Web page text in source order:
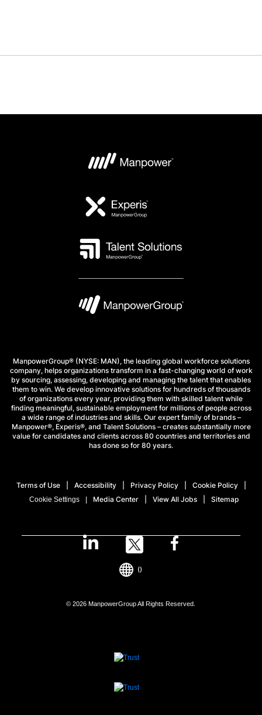
ManpowerGroup® (NYSE: MAN), the leading global workforce solutions
company, helps organizations transform in a fast-changing world of work
by sourcing, assessing, developing and managing the talent that enables
them to win. We develop innovative solutions for hundreds of thousands
of organizations every year, providing them with skilled talent while
finding meaningful, sustainable employment for millions of people across
a wide range of industries and skills. Our expert family of brands –
Manpower®, Experis®, and Talent Solutions – creates substantially more
value for candidates and clients across 80 countries and territories and
has done so for 80 years.
Terms of Use Accessibility Privacy Policy Cookie Policy
Cookie Settings Media Center View All Jobs Sitemap
© 2026 ManpowerGroup All Rights Reserved.
()